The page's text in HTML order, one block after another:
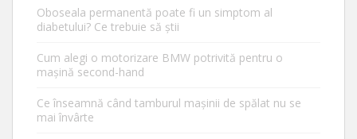
Oboseala permanentă poate fi un simptom al
diabetului? Ce trebuie să știi
Cum alegi o motorizare BMW potrivită pentru o
mașină second-hand
Ce înseamnă când tamburul mașinii de spălat nu se
mai învârte